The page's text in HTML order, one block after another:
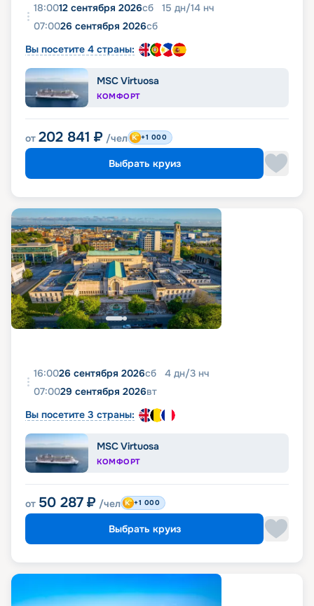
18:0012 сентября 2026сб 15 дн/14 нч
07:0026 сентября 2026сб
Вы посетите 4 страны:
MSC Virtuosa
КОМФОРТ
от 202 841 ₽ /чел +1 000
Выбрать круиз
16:0026 сентября 2026сб 4 дн/3 нч
07:0029 сентября 2026вт
Вы посетите 3 страны:
MSC Virtuosa
КОМФОРТ
от 50 287 ₽ /чел +1 000
Выбрать круиз